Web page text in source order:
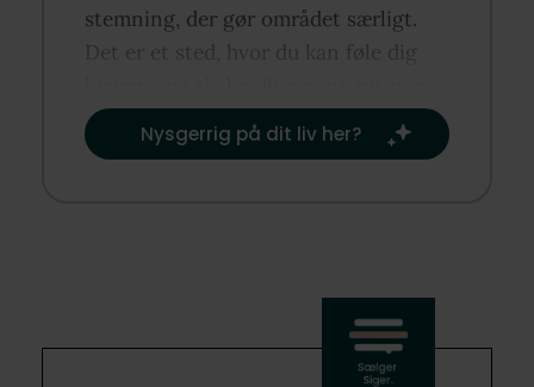
stemning, der gør området særligt.
Det er et sted, hvor du kan føle dig
og traditioner.​
Nysgerrig på dit liv her?​